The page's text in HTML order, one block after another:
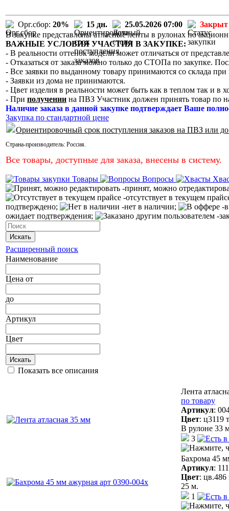
Орг.сбор: 20% 15 дн. 25.05.2026 07:00
Закрыт
В закупке представлены атласные ленты в рулонах по
ВАЖНЫЕ УСЛОВИЯ УЧАСТИЯ В ЗАКУПКЕ:
- В реальности оттенок модели может отличаться от
- Отказаться от заказа можно только до СТОПа по закупке.
- Все заявки по выданному товару принимаются со склада при
- Заявки из дома не принимаются.
- Цвет изделия в реальности может быть как в теплом так и в
- При получении на ПВЗ Участник должен принять товар по
Наличие заказа в данной закупке подтверждает Ваше
Закупка по стандартной цене
Ориентировочный срок поступления заказов на ПВЗ или
Страна-производитель: Россия.
Все товары, доступные для заказа, внесены в систему.
Товары Вопросы
-принят, можно
-отсутствует в текущем
подтверждено;
-нет в наличии;
-
ожидает подтверждения;
-
Искать
Расширенный поиск
Наименование
Цена от
до
Артикул
Цвет
Искать
Показать все описания
Лента
по товару
Артикул:
Цвет: ц3119
В рулоне 33
3
Бахрома 45
Артикул:
Цвет: цв.486
25 м.
1